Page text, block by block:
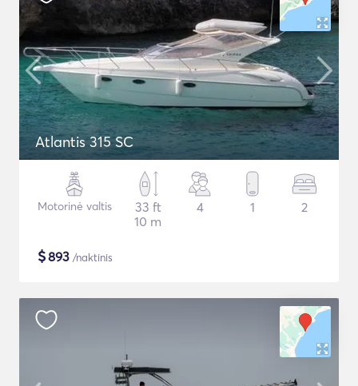
Atlantis 315 SC
Motorinė valtis
33 ft
10 m
4 1 2
$893 /naktinis